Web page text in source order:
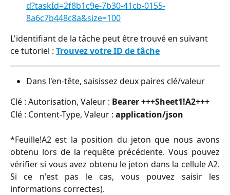
d?taskId=2f8b1c9e-7b30-41cb-0155-
8a6c7b448c8a&size=100
L'identifiant de la tâche peut être trouvé en suivant
ce tutoriel : Trouvez votre ID de tâche
Dans l'en-tête, saisissez deux paires clé/valeur
Clé : Autorisation, Valeur : Bearer +++Sheet1!A2+++
Clé : Content-Type, Valeur : application/json
*Feuille!A2 est la position du jeton que nous avons
obtenu lors de la requête précédente. Vous pouvez
vérifier si vous avez obtenu le jeton dans la cellule A2.
Si ce n'est pas le cas, vous pouvez saisir les
informations correctes).